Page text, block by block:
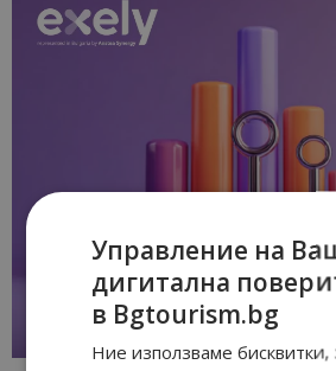
Управление на
дигитална
в Bgtourism.bg
Ние използваме бисквитки,